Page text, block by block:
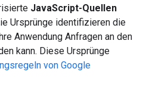
JavaScript-Quellen
Ursprünge identifizieren die
Anwendung Anfragen an den
kann. Diese Ursprünge
von Google